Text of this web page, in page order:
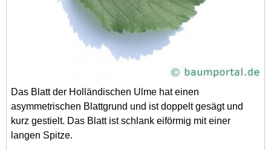
Das Blatt der Holländischen Ulme hat einen
asymmetrischen Blattgrund und ist doppelt gesägt und
kurz gestielt. Das Blatt ist schlank eiförmig mit einer
langen Spitze.